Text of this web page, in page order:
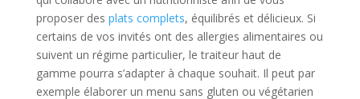
proposer des plats complets, équilibrés et délicieux. Si
certains de vos invités ont des allergies alimentaires ou
suivent un régime particulier, le traiteur haut de
gamme pourra s’adapter à chaque souhait. Il peut par
exemple élaborer un menu sans gluten ou végétarien